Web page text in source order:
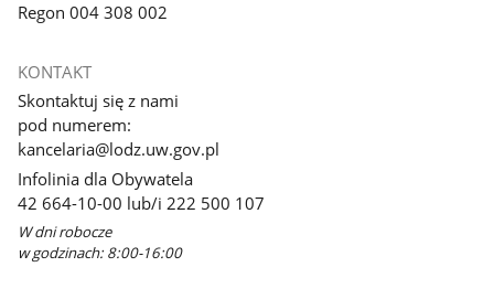
Regon 004 308 002
KONTAKT
Skontaktuj się z nami
pod numerem:
kancelaria@lodz.uw.gov.pl
Infolinia dla Obywatela
42 664-10-00 lub/i 222 500 107
W dni robocze
w godzinach: 8:00-16:00